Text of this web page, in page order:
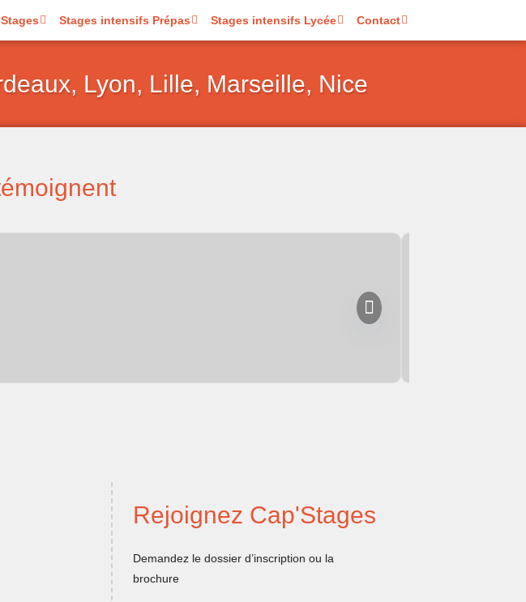
Stages intensifs Prépas Stages intensifs Lycée Contact
Lyon, Lille, Marseille, Nice
Rejoignez Cap'Stages
Demandez le dossier d’inscription ou la
brochure